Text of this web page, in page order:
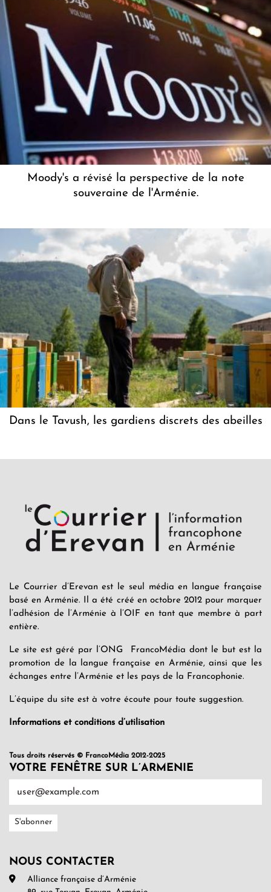
Moody's a révisé la perspective de la note
souveraine de l'Arménie.
Dans le Tavush, les gardiens discrets des abeilles
Le Courrier d’Erevan est le seul média en langue française
basé en Arménie. Il a été créé en octobre 2012 pour marquer
l’adhésion de l’Arménie à l’OIF en tant que membre à part
entière.
Le site est géré par l’ONG FrancoMédia dont le but est la
promotion de la langue française en Arménie, ainsi que les
échanges entre l’Arménie et les pays de la Francophonie.
L’équipe du site est à votre écoute pour toute suggestion.
Informations et conditions d’utilisation
Tous droits réservés © FrancoMédia 2012-2025
VOTRE FENÊTRE SUR L’ARMENIE
NOUS CONTACTER
Alliance française d’Arménie